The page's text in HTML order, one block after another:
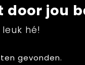
door jou
hé!
gevonden.